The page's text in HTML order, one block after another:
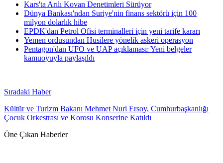
Kars'ta Arılı Kovan Denetimleri Sürüyor
Dünya Bankası'ndan Suriye'nin finans sektörü için 100
milyon dolarlık hibe
EPDK'dan Petrol Ofisi terminalleri için yeni tarife kararı
Yemen ordusundan Husilere yönelik askeri operasyon
Pentagon'dan UFO ve UAP açıklaması: Yeni belgeler
kamuoyuyla paylaşıldı
Sıradaki Haber
Kültür ve Turizm Bakanı Mehmet Nuri Ersoy, Cumhurbaşkanlığı
Çocuk Orkestrası ve Korosu Konserine Katıldı
Öne Çıkan Haberler